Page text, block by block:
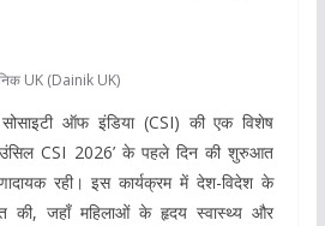
UK (Dainik UK)
सोसाइटी ऑफ इंडिया (CSI) की एक विशेष
CSI 2026’ के पहले दिन की शुरुआत
रही। इस कार्यक्रम में देश-विदेश के
की, जहाँ महिलाओं के हृदय स्वास्थ्य और